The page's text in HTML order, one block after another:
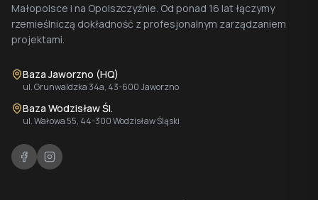
Małopolsce i na Opolszczyźnie. Od ponad 16 lat łączymy
rzemieślniczą dokładność z profesjonalnym zarządzaniem
projektami.
Baza Jaworzno (HQ)
ul. Grunwaldzka 34a, 43-600 Jaworzno
Baza Wodzisław Śl.
ul. Wałowa 55, 44-300 Wodzisław Śląski